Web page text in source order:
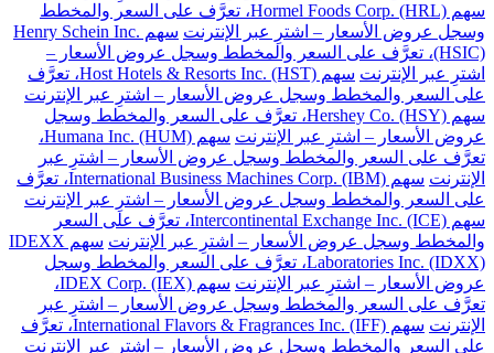
سهم Hormel Foods Corp. (HRL)، تعرَّف على السعر والمخطط
وسجل عروض الأسعار – اشترِ عبر الإنترنت
سهم Henry Schein Inc.
(HSIC)، تعرَّف على السعر والمخطط وسجل عروض الأسعار –
اشترِ عبر الإنترنت
سهم Host Hotels & Resorts Inc. (HST)، تعرَّف
على السعر والمخطط وسجل عروض الأسعار – اشترِ عبر الإنترنت
سهم Hershey Co. (HSY)، تعرَّف على السعر والمخطط وسجل
عروض الأسعار – اشترِ عبر الإنترنت
سهم Humana Inc. (HUM)،
تعرَّف على السعر والمخطط وسجل عروض الأسعار – اشترِ عبر
الإنترنت
سهم International Business Machines Corp. (IBM)، تعرَّف
على السعر والمخطط وسجل عروض الأسعار – اشترِ عبر الإنترنت
سهم Intercontinental Exchange Inc. (ICE)، تعرَّف على السعر
والمخطط وسجل عروض الأسعار – اشترِ عبر الإنترنت
سهم IDEXX
Laboratories Inc. (IDXX)، تعرَّف على السعر والمخطط وسجل
عروض الأسعار – اشترِ عبر الإنترنت
سهم IDEX Corp. (IEX)،
تعرَّف على السعر والمخطط وسجل عروض الأسعار – اشترِ عبر
الإنترنت
سهم International Flavors & Fragrances Inc. (IFF)، تعرَّف
على السعر والمخطط وسجل عروض الأسعار – اشترِ عبر الإنترنت